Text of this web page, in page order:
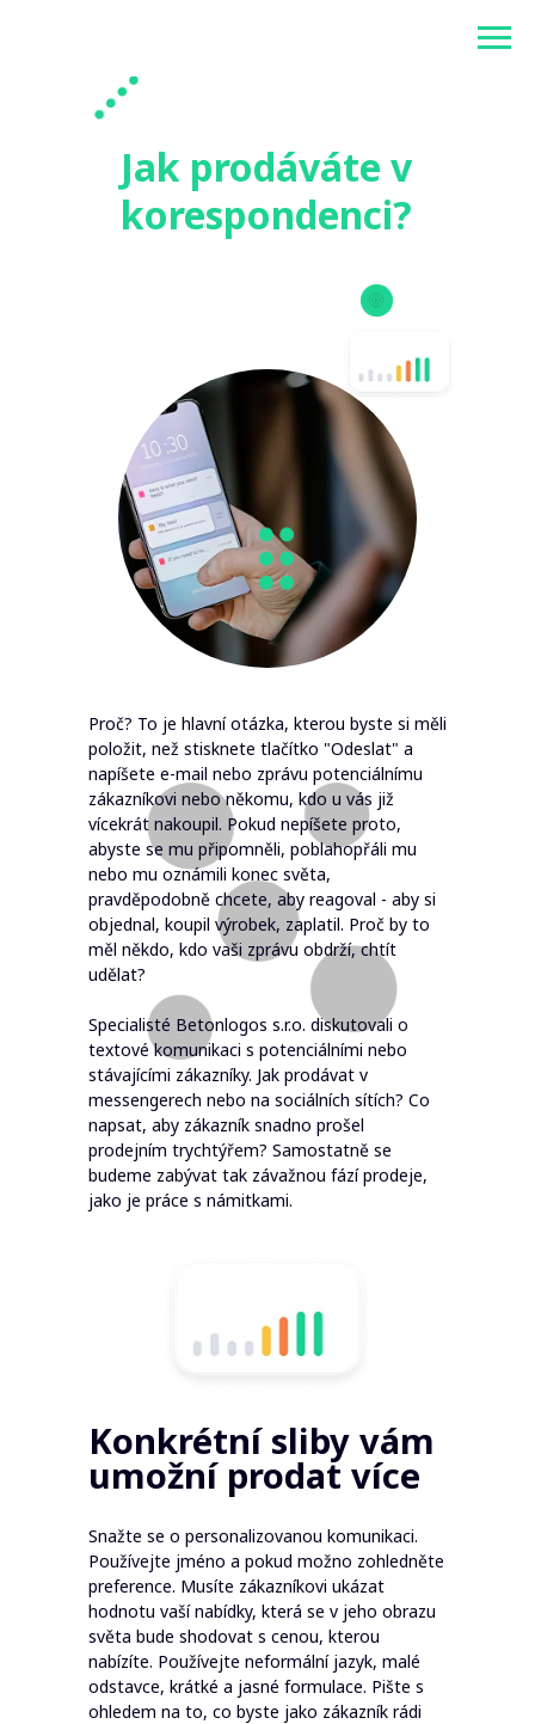
Jak prodáváte v
korespondenci?
Proč? To je hlavní otázka, kterou byste si měli
položit, než stisknete tlačítko "Odeslat" a
napíšete e-mail nebo zprávu potenciálnímu
zákazníkovi nebo někomu, kdo u vás již
vícekrát nakoupil. Pokud nepíšete proto,
abyste se mu připomněli, poblahopřáli mu
nebo mu oznámili konec světa,
pravděpodobně chcete, aby reagoval - aby si
objednal, koupil výrobek, zaplatil. Proč by to
měl někdo, kdo vaši zprávu obdrží, chtít
udělat?
Specialisté Betonlogos s.r.o. diskutovali o
textové komunikaci s potenciálními nebo
stávajícími zákazníky. Jak prodávat v
messengerech nebo na sociálních sítích? Co
napsat, aby zákazník snadno prošel
prodejním trychtýřem? Samostatně se
budeme zabývat tak závažnou fází prodeje,
jako je práce s námitkami.
Konkrétní sliby vám
umožní prodat více
Snažte se o personalizovanou komunikaci.
Používejte jméno a pokud možno zohledněte
preference. Musíte zákazníkovi ukázat
hodnotu vaší nabídky, která se v jeho obrazu
světa bude shodovat s cenou, kterou
nabízíte. Používejte neformální jazyk, malé
odstavce, krátké a jasné formulace. Pište s
ohledem na to, co byste jako zákazník rádi